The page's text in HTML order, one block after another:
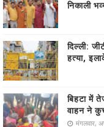
निकाली
दिल्ली:
हत्या,
बिहटा में
वाहन ने
मंगलवार,